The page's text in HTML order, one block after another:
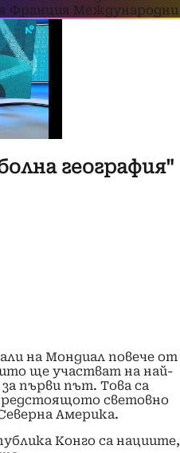
Франция Международни
география"
на Мондиал повече от
ще участват на най-
първи път. Това са
световно
Америка.
Конго са нациите,